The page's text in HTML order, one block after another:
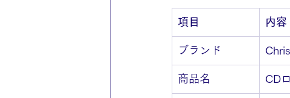
項目 内容
ブランド
商品名 CD